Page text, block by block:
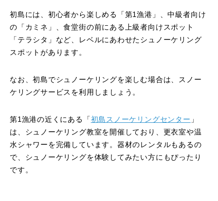
初島には、初心者から楽しめる「第1漁港」、中級者向け
の「カミネ」、食堂街の前にある上級者向けスポット
「テラシタ」など、レベルにあわせたシュノーケリング
スポットがあります。
なお、初島でシュノーケリングを楽しむ場合は、スノー
ケリングサービスを利用しましょう。
第1漁港の近くにある「 初島スノーケリングセンター 」
は、シュノーケリング教室を開催しており、更衣室や温
水シャワーを完備しています。器材のレンタルもあるの
で、シュノーケリングを体験してみたい方にもぴったり
です。